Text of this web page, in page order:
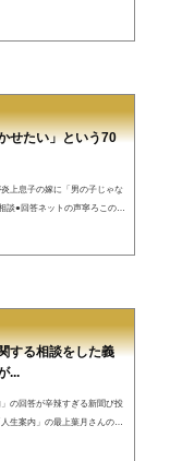
せたい」という70
上息子の嫁に「男の子じゃな
談●回答ネットの声寧ろこの姑
する相談をした義
...
の回答が辛辣すぎる新聞び投
生案内」の最上葉月さんの回